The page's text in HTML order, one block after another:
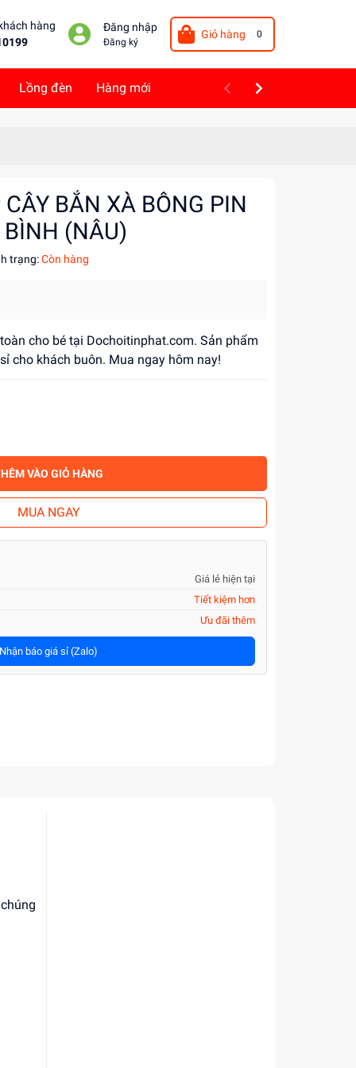
hàng
Đăng nhập
Đăng ký
Giỏ hàng 0
Lồng đèn Hàng mới
BẮN XÀ BÔNG PIN
(NÂU)
trạng:Còn hàng
cho bé tại Dochoitinphat.com. Sản phẩm
cho khách buôn. Mua ngay hôm nay!
VÀO GIỎ HÀNG
MUA NGAY
Giá lẻ hiện tại
Tiết kiệm hơn
Ưu đãi thêm
Nhận báo giá sỉ (Zalo)